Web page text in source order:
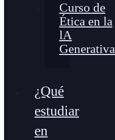
Curso de
Ética en la
lA
Generativa
¿Qué
estudiar
en